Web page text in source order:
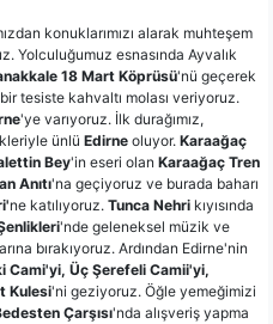
konuklarımızı alarak muhteşem
Yolculuğumuz esnasında Ayvalık
18 Mart Köprüsü'nü geçerek
tesiste kahvaltı molası veriyoruz.
'ye varıyoruz. İlk durağımız,
ünlü Edirne oluyor. Karaağaç
Bey'in eseri olan Karaağaç Tren
Anıtı'na geçiyoruz ve burada baharı
ne katılıyoruz. Tunca Nehri kıyısında
'nde geleneksel müzik ve
bırakıyoruz. Ardından Edirne'nin
Cami'yi, Üç Şerefeli Camii'yi,
Kulesi'ni geziyoruz. Öğle yemeğimizi
Çarşısı'nda alışveriş yapma